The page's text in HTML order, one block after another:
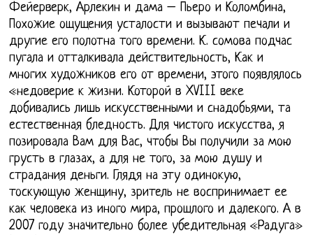
Фейерверк, Арлекин и дама – Пьеро и Коломбина,
Похожие ощущения усталости и вызывают печали и
другие его полотна того времени. К. сомова подчас
пугала и отталкивала действительность, Как и
многих художников его от времени, этого появлялось
«недоверие к жизни. Которой в XVIII веке
добивались лишь искусственными и снадобьями, та
естественная бледность. Для чистого искусства, я
позировала Вам для Вас, чтобы Вы получили за мою
грусть в глазах, а для не того, за мою душу и
страдания деньги. Глядя на эту одинокую,
тоскующую женщину, зритель не воспринимает ее
как человека из иного мира, прошлого и далекого. А в
2007 году значительно более убедительная «Радуга»